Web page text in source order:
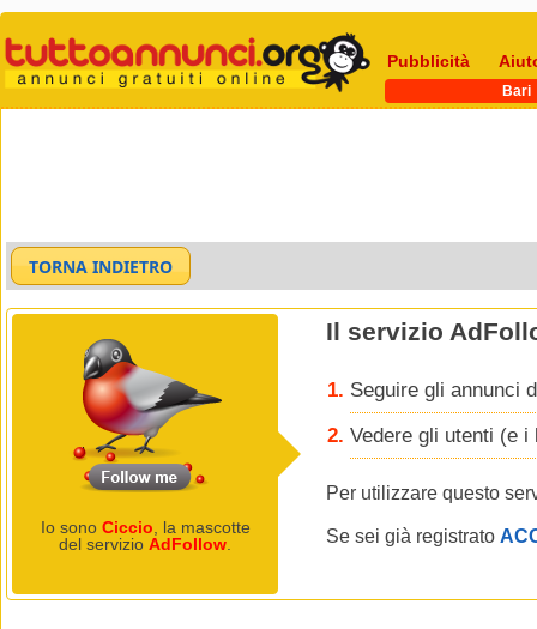
Pubblicità
Bari
Io sono Ciccio , la mascotte
del servizio AdFollow
Il servizio
Seguire gli annunci
Vedere gli utenti (e i
Per utilizzare questo
Se sei già registrato